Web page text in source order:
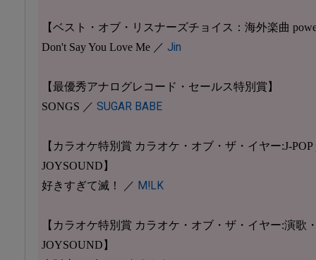
【ベスト・オブ・リスナーズチョイス：海外楽曲
Don't Say You Love Me ／ Jin
【最優秀アナログレコード・セールス特別賞】
SONGS ／ SUGAR BABE
【カラオケ特別賞 カラオケ・オブ・ザ・イヤー:J-
JOYSOUND】
好きすぎて滅！ ／ M!LK
【カラオケ特別賞 カラオケ・オブ・ザ・イヤー:演歌
JOYSOUND】